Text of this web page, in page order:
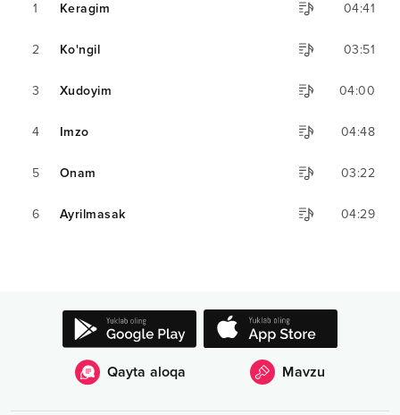
1 Keragim 04:41
2 Ko'ngil 03:51
3 Xudoyim 04:00
4 Imzo 04:48
5 Onam 03:22
6 Ayrilmasak 04:29
Qayta aloqa Mavzu